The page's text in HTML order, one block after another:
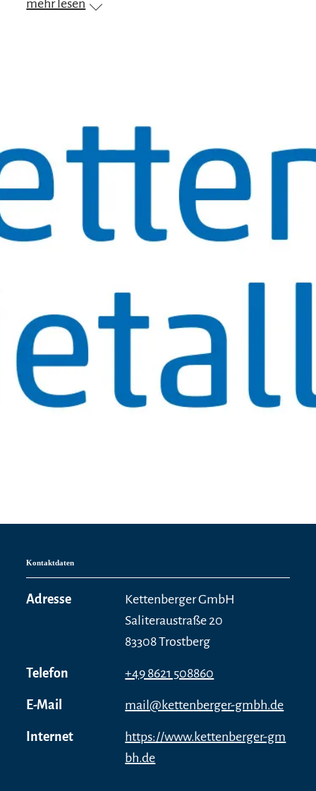
mehr lesen
Kontaktdaten
Adresse
Kettenberger GmbH
Saliteraustraße 20
83308 Trostberg
Telefon +49 8621 508860
E-Mail mail@kettenberger-gmbh.de
Internet
https://www.kettenberger-gm
bh.de